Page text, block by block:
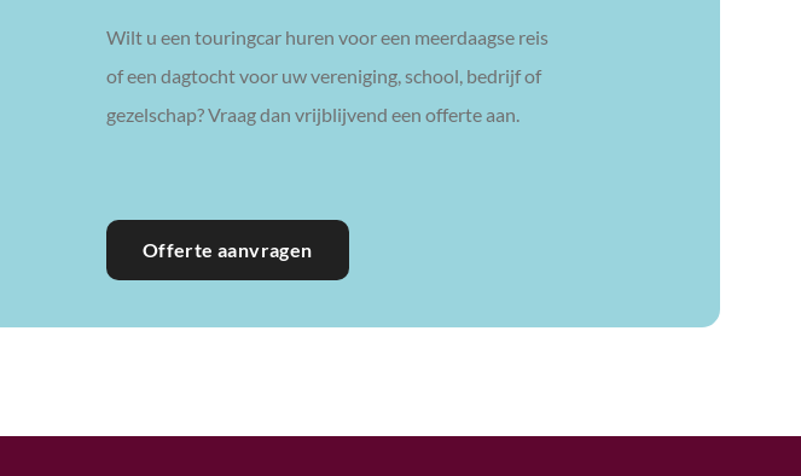
Wilt u een touringcar huren voor een meerdaagse reis
of een dagtocht voor uw vereniging, school, bedrijf of
gezelschap? Vraag dan vrijblijvend een offerte aan.
Offerte aanvragen